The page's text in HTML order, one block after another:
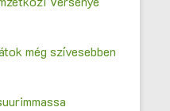
még szívesebben